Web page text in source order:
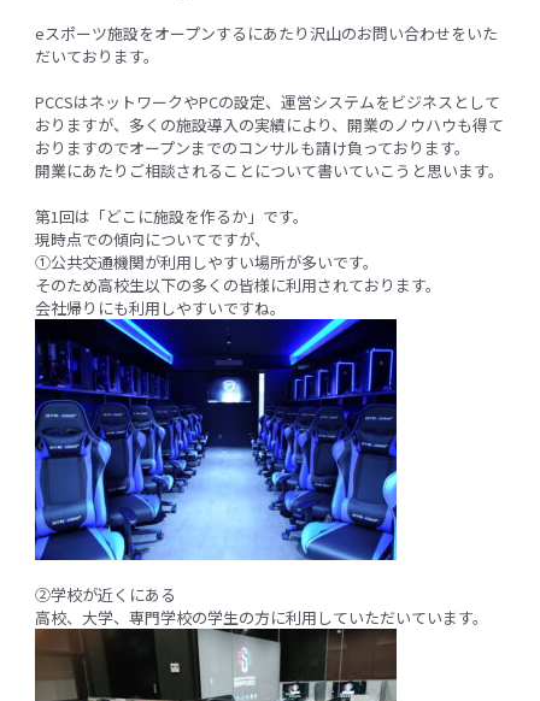
eスポーツ施設をオープンするにあたり沢山のお問い合わせをいた
だいております。
PCCSはネットワークやPCの設定、運営システムをビジネスとして
おりますが、多くの施設導入の実績により、開業のノウハウも得て
おりますのでオープンまでのコンサルも請け負っております。
開業にあたりご相談されることについて書いていこうと思います。
第1回は「どこに施設を作るか」です。
現時点での傾向についてですが、
①公共交通機関が利用しやすい場所が多いです。
そのため高校生以下の多くの皆様に利用されております。
会社帰りにも利用しやすいですね。
②学校が近くにある
高校、大学、専門学校の学生の方に利用していただいています。